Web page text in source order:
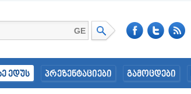
GE
ედუს პრეზენტაციები გამოცდები